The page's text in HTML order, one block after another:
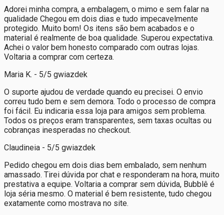
Adorei minha compra, a embalagem, o mimo e sem falar na
qualidade Chegou em dois dias e tudo impecavelmente
protegido. Muito bom! Os itens são bem acabados e o
material é realmente de boa qualidade. Superou expectativa.
Achei o valor bem honesto comparado com outras lojas.
Voltaria a comprar com certeza.
Maria K. - 5/5 gwiazdek
O suporte ajudou de verdade quando eu precisei. O envio
correu tudo bem e sem demora. Todo o processo de compra
foi fácil. Eu indicaria essa loja para amigos sem problema.
Todos os preços eram transparentes, sem taxas ocultas ou
cobranças inesperadas no checkout.
Claudineia - 5/5 gwiazdek
Pedido chegou em dois dias bem embalado, sem nenhum
amassado. Tirei dúvida por chat e responderam na hora, muito
prestativa a equipe. Voltaria a comprar sem dúvida, Bubblê é
loja séria mesmo. O material é bem resistente, tudo chegou
exatamente como mostrava no site.